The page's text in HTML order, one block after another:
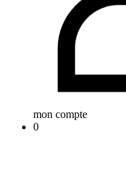
mon compte
0